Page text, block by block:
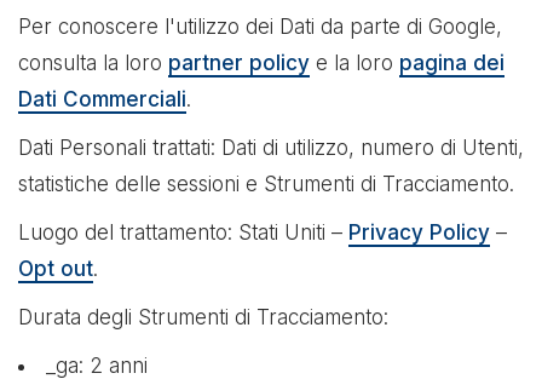
Per conoscere l'utilizzo dei Dati da parte di Google,
consulta la loro partner policy e la loro pagina dei
Dati Commerciali.
Dati Personali trattati: Dati di utilizzo, numero di Utenti,
statistiche delle sessioni e Strumenti di Tracciamento.
Luogo del trattamento: Stati Uniti – Privacy Policy –
Opt out.
Durata degli Strumenti di Tracciamento:
_ga: 2 anni